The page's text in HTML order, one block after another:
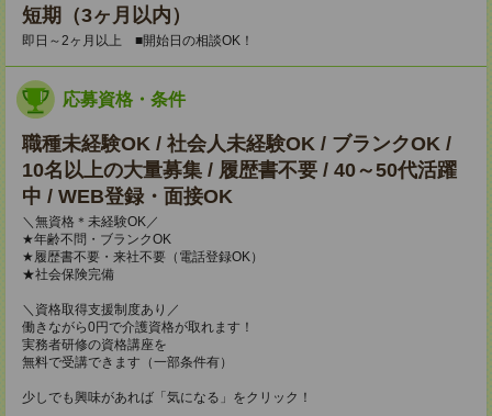
短期（3ヶ月以内）
即日～2ヶ月以上 ■開始日の相談OK！
応募資格・条件
職種未経験OK / 社会人未経験OK / ブランクOK /
10名以上の大量募集 / 履歴書不要 / 40～50代活躍
中 / WEB登録・面接OK
＼無資格＊未経験OK／
★年齢不問・ブランクOK
★履歴書不要・来社不要（電話登録OK）
★社会保険完備
＼資格取得支援制度あり／
働きながら0円で介護資格が取れます！
実務者研修の資格講座を
無料で受講できます（一部条件有）
少しでも興味があれば「気になる」をクリック！